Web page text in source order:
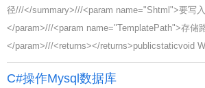
径///</summary>///<param name="Shtml">要写
</param>///<param name="TemplatePath">存储
</param>///<returns></returns>publicstaticvoid
C#操作Mysql数据库